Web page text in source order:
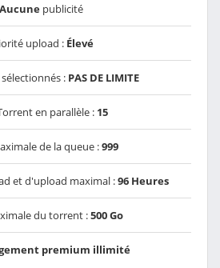
Aucunepublicité
upload : Élevé
: PAS DE LIMITE
en parallèle : 15
de la queue :999
et d'upload maximal :96 Heures
du torrent :500 Go
premium illimité